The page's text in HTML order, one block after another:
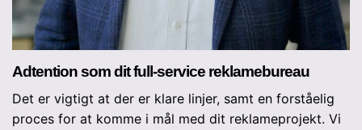
Adtention som dit full-service reklamebureau
Det er vigtigt at der er klare linjer, samt en forståelig
proces for at komme i mål med dit reklameprojekt. Vi